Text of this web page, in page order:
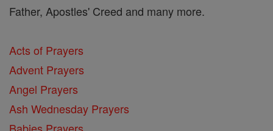
Father, Apostles' Creed and many more.
Acts of Prayers
Advent Prayers
Angel Prayers
Ash Wednesday Prayers
Babies Prayers